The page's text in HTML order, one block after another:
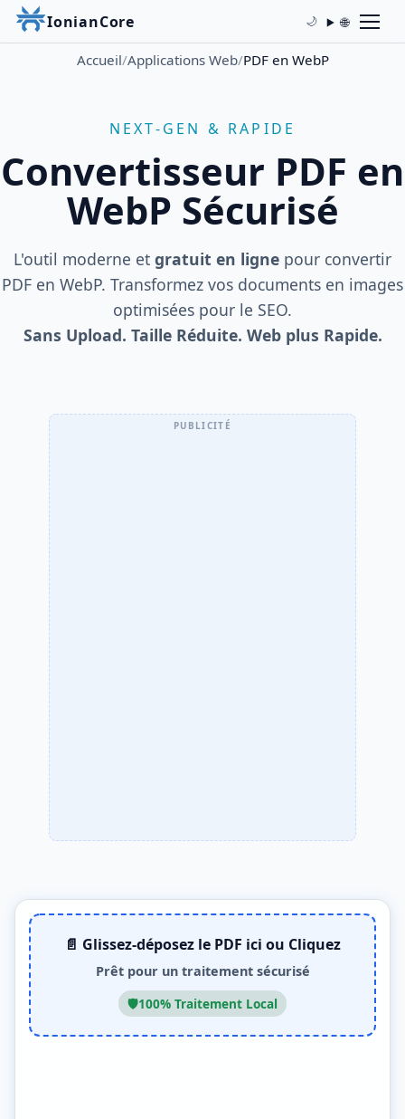
IonianCore 🌙 🌐
Accueil/Applications Web/PDF en WebP
NEXT-GEN & RAPIDE
Convertisseur PDF en
WebP Sécurisé
L'outil moderne et gratuit en ligne pour convertir
PDF en WebP. Transformez vos documents en images
optimisées pour le SEO.
Sans Upload. Taille Réduite. Web plus Rapide.
📄 Glissez-déposez le PDF ici ou Cliquez
Prêt pour un traitement sécurisé
🛡️100% Traitement Local